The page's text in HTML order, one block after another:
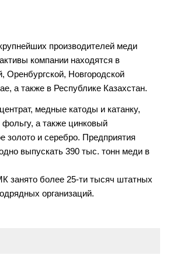
производителей меди
компании находятся в
Оренбургской, Новгородской
а также в Республике Казахстан.
медные катоды и катанку,
а также цинковый
золото и серебро. Предприятия
выпускать 390 тыс. тонн меди в
занято более 25-ти тысяч штатных
организаций.